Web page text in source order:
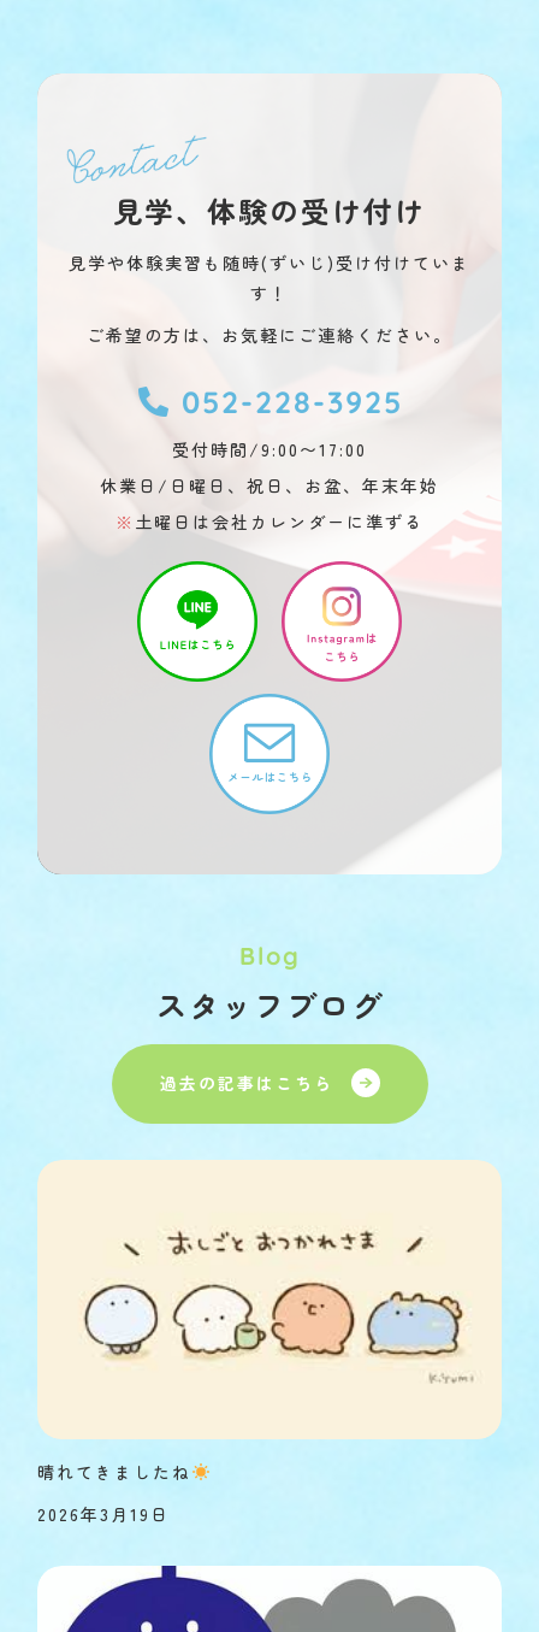
見学、体験の受け付け
見学や体験実習も随時(ずいじ)受け付けていま
す！
ご希望の方は、お気軽にご連絡ください。
052-228-3925
受付時間/9:00〜17:00
休業日/日曜日、祝日、お盆、年末年始
※ 土曜日は会社カレンダーに準ずる
Blog
スタッフブログ
過去の記事はこちら
晴れてきましたね
2026年3月19日